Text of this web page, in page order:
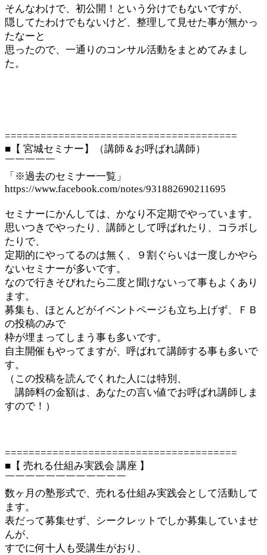
そんなわけで、初公開！という分けでもないですが、
隠してたわけでもないけど、整理して見せた事が無かっ
たなーと
思ったので、一通りのコンサル活動をまとめてみまし
た。
=======================================
■【 宮城セミナー】（講師＆お呼ばれ講師）
￣￣￣￣￣
「※過去のセミナー一覧」
https://www.facebook.com/notes/931882690211695
セミナーにかんしては、かなり不定期でやっています。
思いつきでやったり、講師として呼ばれたり、コラボし
たりで、
定期的にやってるのは無く、９割ぐらいは一度しかやら
ないセミナーが多いです。
なので行きそびれたら二度と聞けないって事もよくあり
ます。
募集も、ほとんどがイベントページも立ち上げず、ＦＢ
の投稿のみで
枠が埋まってしまう事も多いです。
自主開催もやってますが、呼ばれて講師する事も多いで
す。
（この投稿を読んでくれた人には特別、
講師料の金額は、あなたの言い値でお呼ばれ講師しま
すので！）
=======================================
■【 売れる仕組み実践会 講座 】
￣￣￣￣￣￣￣￣￣￣￣￣
数ヶ月の塾形式で、売れる仕組み実践会として活動して
ます。
表だって募集せず、シークレットでしか募集していませ
んが、
すでに何十人も受講生がおり、